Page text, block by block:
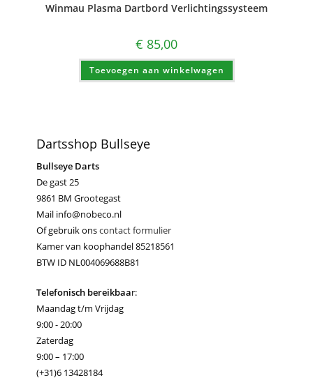
Winmau Plasma Dartbord Verlichtingssysteem
€ 85,00
Toevoegen aan winkelwagen
Dartsshop Bullseye
Bullseye Darts
De gast 25
9861 BM Grootegast
Mail info@nobeco.nl
Of gebruik onscontact formulier
Kamer van koophandel 85218561
BTW ID NL004069688B81
Telefonisch bereikbaar:
Maandag t/m Vrijdag
9:00 - 20:00
Zaterdag
9:00 – 17:00
(+31)6 13428184